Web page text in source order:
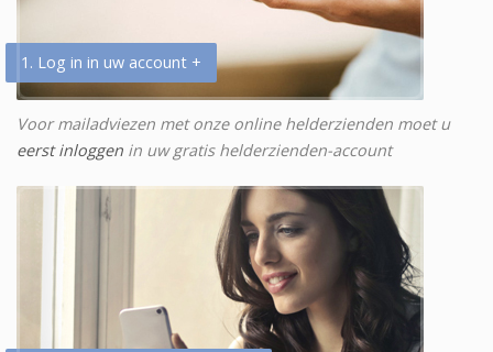
1. Log in in uw account +
Voor mailadviezen met onze online helderzienden moet u
eerst inloggen in uw gratis helderzienden-account